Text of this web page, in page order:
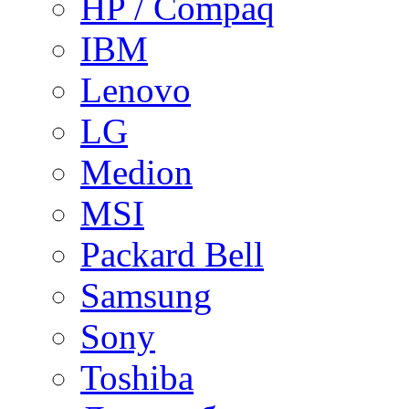
IBM
Lenovo
LG
Medion
MSI
Packard Bell
Samsung
Sony
Toshiba